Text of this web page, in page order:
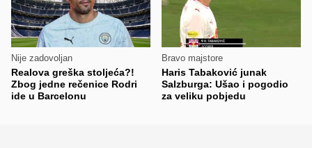
Nije zadovoljan
Realova greška stoljeća?!
Zbog jedne rečenice Rodri
ide u Barcelonu
Bravo majstore
Haris Tabaković junak
Salzburga: Ušao i pogodio
za veliku pobjedu